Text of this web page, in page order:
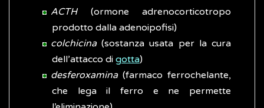
ACTH(ormone adrenocorticotropo
prodotto dalla adenoipofisi)
colchicina(sostanza usata per la cura
dell’attacco di gotta)
desferoxamina(farmaco ferrochelante,
che lega il ferro e ne permette